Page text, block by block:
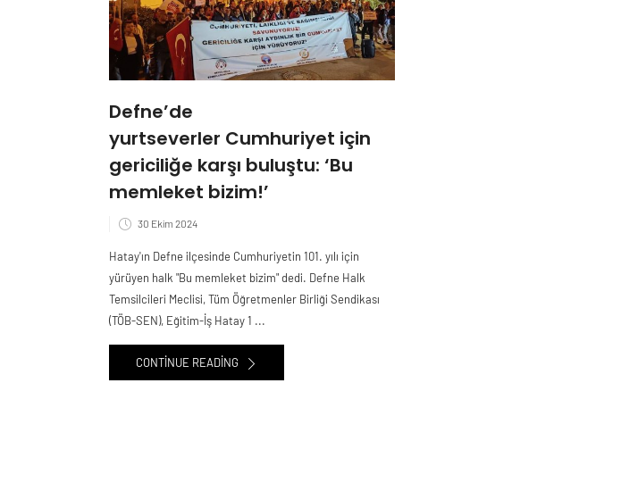
Defne’de
yurtseverler Cumhuriyet için
gericiliğe karşı buluştu: ‘Bu
memleket bizim!’
30 Ekim 2024
Hatay'ın Defne ilçesinde Cumhuriyetin 101. yılı için
yürüyen halk "Bu memleket bizim" dedi. Defne Halk
Temsilcileri Meclisi, Tüm Öğretmenler Birliği Sendikası
(TÖB-SEN), Eğitim-İş Hatay 1 ...
CONTINUE READING